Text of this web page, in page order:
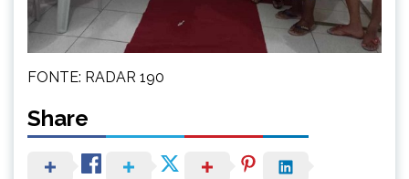
FONTE: RADAR 190
Share